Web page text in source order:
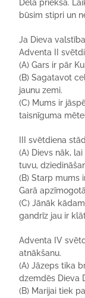
Dēla priekšā.
būsim stipri un
Ja Dieva
Adventa II
(A) Gars ir pār
(B) Sagatavot
jaunu zemi.
(C) Mums ir
taisnīguma
III svētdiena
(A) Dievs nāk,
tuvu,
(B) Starp mums
Garā
(C) Jānāk
gandrīz jau ir
Adventa IV
atnākšanu.
(A) Jāzeps tika
dzemdēs Dieva
(B) Marijai tiek